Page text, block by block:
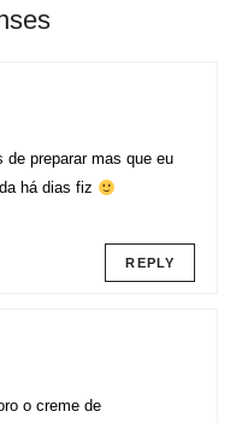
de preparar mas que eu
há dias fiz
REPLY
o creme de